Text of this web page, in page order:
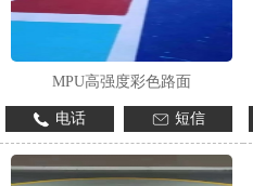
MPU高强度彩色路面
电话 短信